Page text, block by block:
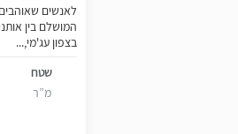
לאנשים
המושלם בין
בצפון עג'מי,...
שטח
מ”ר